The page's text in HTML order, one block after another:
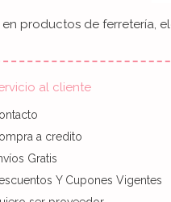
productos de ferretería,
al cliente
a credito
Gratis
Y Cupones Vigentes